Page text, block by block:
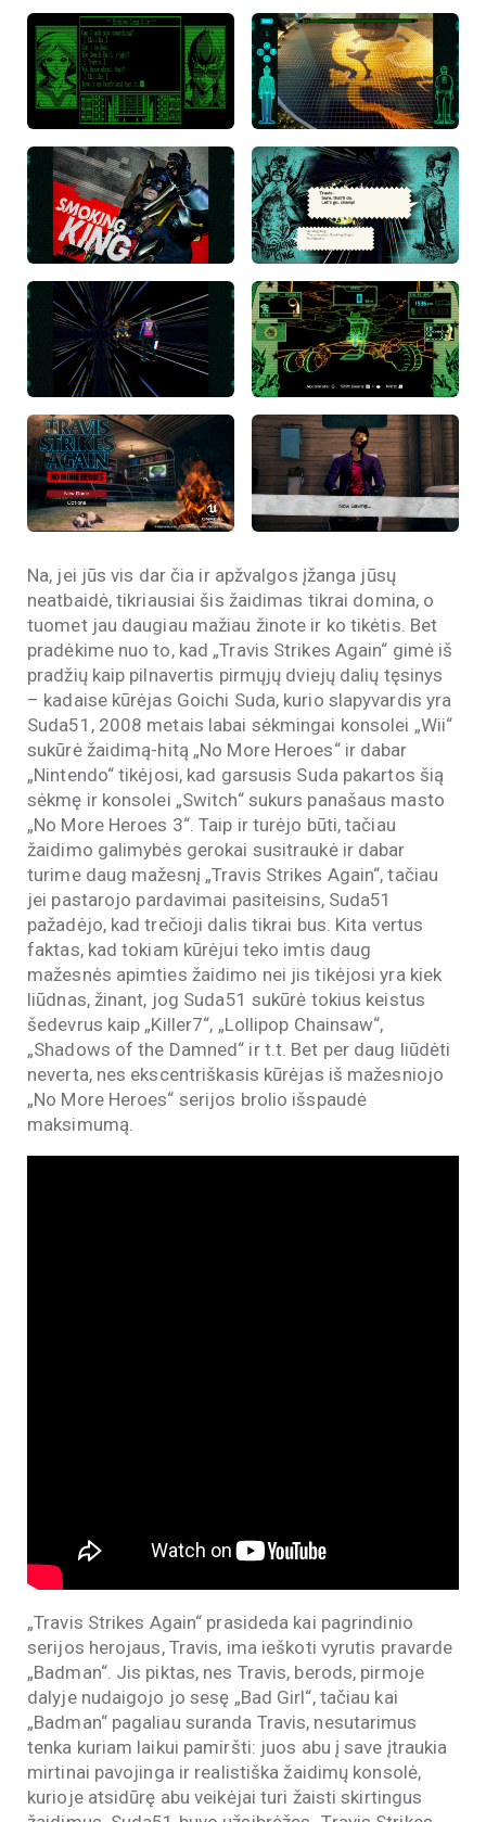
Na, jei jūs vis dar čia ir apžvalgos įžanga jūsų
neatbaidė, tikriausiai šis žaidimas tikrai domina, o
tuomet jau daugiau mažiau žinote ir ko tikėtis. Bet
pradėkime nuo to, kad „Travis Strikes Again“ gimė iš
pradžių kaip pilnavertis pirmųjų dviejų dalių tęsinys
– kadaise kūrėjas Goichi Suda, kurio slapyvardis yra
Suda51, 2008 metais labai sėkmingai konsolei „Wii“
sukūrė žaidimą-hitą „No More Heroes“ ir dabar
„Nintendo“ tikėjosi, kad garsusis Suda pakartos šią
sėkmę ir konsolei „Switch“ sukurs panašaus masto
„No More Heroes 3“. Taip ir turėjo būti, tačiau
žaidimo galimybės gerokai susitraukė ir dabar
turime daug mažesnį „Travis Strikes Again“, tačiau
jei pastarojo pardavimai pasiteisins, Suda51
pažadėjo, kad trečioji dalis tikrai bus. Kita vertus
faktas, kad tokiam kūrėjui teko imtis daug
mažesnės apimties žaidimo nei jis tikėjosi yra kiek
liūdnas, žinant, jog Suda51 sukūrė tokius keistus
šedevrus kaip „Killer7“, „Lollipop Chainsaw“,
„Shadows of the Damned“ ir t.t. Bet per daug liūdėti
neverta, nes ekscentriškasis kūrėjas iš mažesniojo
„No More Heroes“ serijos brolio išspaudė
maksimumą.
„Travis Strikes Again“ prasideda kai pagrindinio
serijos herojaus, Travis, ima ieškoti vyrutis pravarde
„Badman“. Jis piktas, nes Travis, berods, pirmoje
dalyje nudaigojo jo sesę „Bad Girl“, tačiau kai
„Badman“ pagaliau suranda Travis, nesutarimus
tenka kuriam laikui pamiršti: juos abu į save įtraukia
mirtinai pavojinga ir realistiška žaidimų konsolė,
kurioje atsidūrę abu veikėjai turi žaisti skirtingus